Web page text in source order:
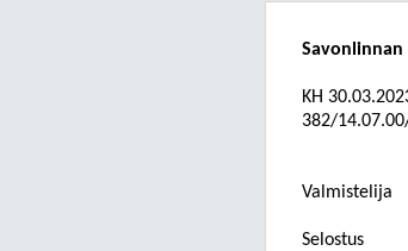
KH
382/
Valmistelija
Selostus